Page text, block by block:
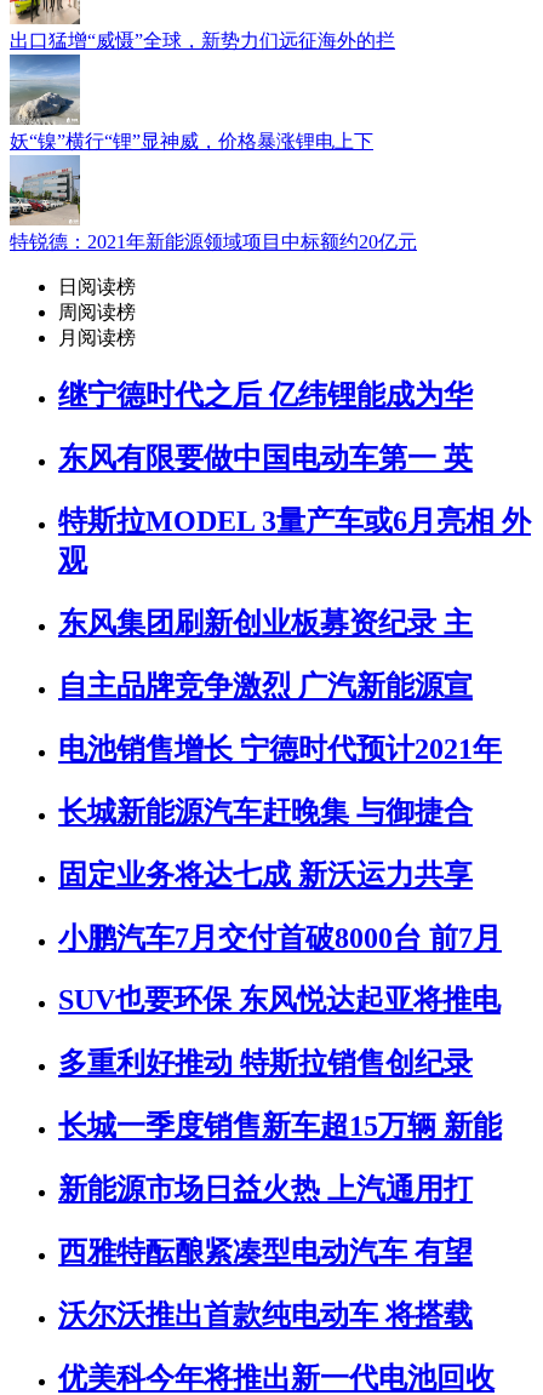
出口猛增“威慑”全球，新势力们远征海外的拦
妖“镍”横行“锂”显神威，价格暴涨锂电上下
特锐德：2021年新能源领域项目中标额约20亿元
日阅读榜
周阅读榜
月阅读榜
继宁德时代之后 亿纬锂能成为华
东风有限要做中国电动车第一 英
特斯拉MODEL 3量产车或6月亮相 外
观
东风集团刷新创业板募资纪录 主
自主品牌竞争激烈 广汽新能源宣
电池销售增长 宁德时代预计2021年
长城新能源汽车赶晚集 与御捷合
固定业务将达七成 新沃运力共享
小鹏汽车7月交付首破8000台 前7月
SUV也要环保 东风悦达起亚将推电
多重利好推动 特斯拉销售创纪录
长城一季度销售新车超15万辆 新能
新能源市场日益火热 上汽通用打
西雅特酝酿紧凑型电动汽车 有望
沃尔沃推出首款纯电动车 将搭载
优美科今年将推出新一代电池回收